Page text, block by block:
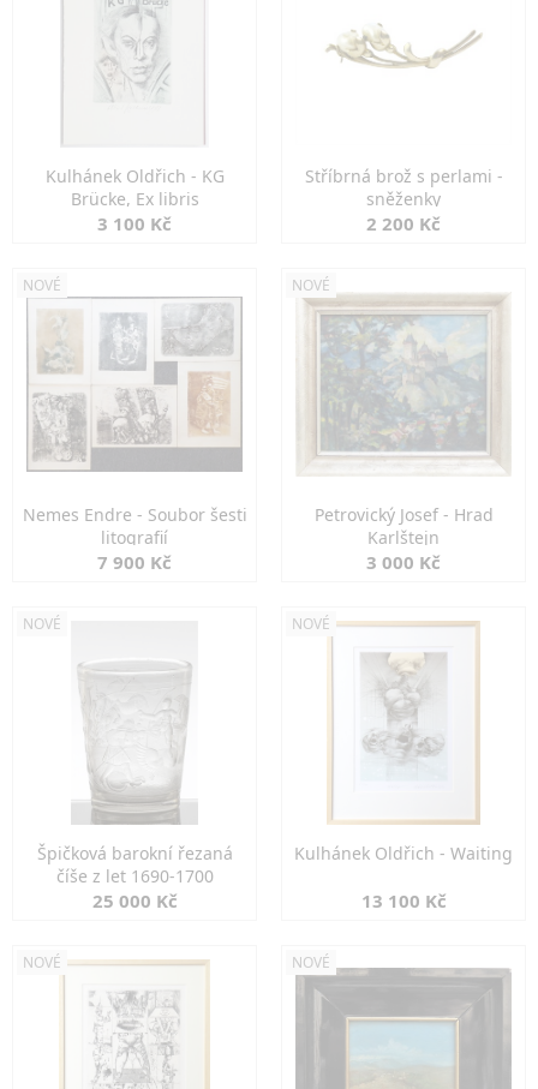
Kulhánek Oldřich - KG
Brücke, Ex libris
3 100 Kč
Stříbrná brož s perlami -
sněženky
2 200 Kč
NOVÉ
Nemes Endre - Soubor šesti
litografií
7 900 Kč
NOVÉ
Petrovický Josef - Hrad
Karlštejn
3 000 Kč
NOVÉ
Špičková barokní řezaná
číše z let 1690-1700
25 000 Kč
NOVÉ
Kulhánek Oldřich - Waiting
13 100 Kč
NOVÉ NOVÉ